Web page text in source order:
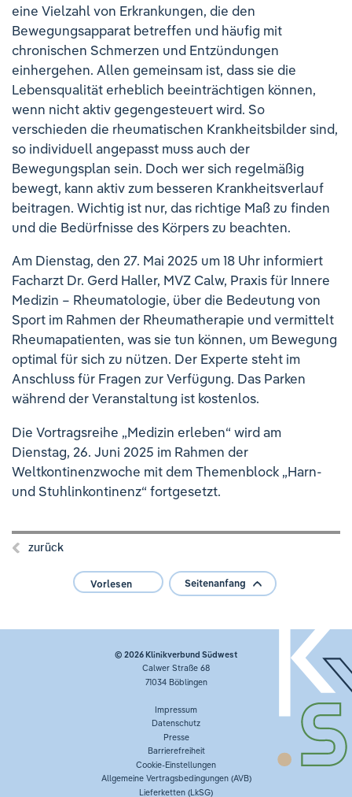
eine Vielzahl von Erkrankungen, die den
Bewegungsapparat betreffen und häufig mit
chronischen Schmerzen und Entzündungen
einhergehen. Allen gemeinsam ist, dass sie die
Lebensqualität erheblich beeinträchtigen können,
wenn nicht aktiv gegengesteuert wird. So
verschieden die rheumatischen Krankheitsbilder sind,
so individuell angepasst muss auch der
Bewegungsplan sein. Doch wer sich regelmäßig
bewegt, kann aktiv zum besseren Krankheitsverlauf
beitragen. Wichtig ist nur, das richtige Maß zu finden
und die Bedürfnisse des Körpers zu beachten.
Am Dienstag, den 27. Mai 2025 um 18 Uhr informiert
Facharzt Dr. Gerd Haller, MVZ Calw, Praxis für Innere
Medizin – Rheumatologie, über die Bedeutung von
Sport im Rahmen der Rheumatherapie und vermittelt
Rheumapatienten, was sie tun können, um Bewegung
optimal für sich zu nützen. Der Experte steht im
Anschluss für Fragen zur Verfügung. Das Parken
während der Veranstaltung ist kostenlos.
Die Vortragsreihe „Medizin erleben“ wird am
Dienstag, 26. Juni 2025 im Rahmen der
Weltkontinenzwoche mit dem Themenblock „Harn-
und Stuhlinkontinenz“ fortgesetzt.
zurück
Vorlesen Seitenanfang
© 2026Klinikverbund Südwest
Calwer Straße 68
71034 Böblingen
Impressum
Datenschutz
Presse
Barrierefreiheit
Cookie-Einstellungen
Allgemeine Vertragsbedingungen (AVB)
Lieferketten (LkSG)